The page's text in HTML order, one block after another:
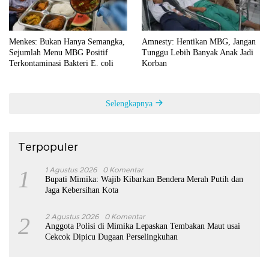
Menkes: Bukan Hanya Semangka,
Sejumlah Menu MBG Positif
Terkontaminasi Bakteri E. coli
Amnesty: Hentikan MBG, Jangan
Tunggu Lebih Banyak Anak Jadi
Korban
Selengkapnya
Terpopuler
1 1 Agustus 2026 0 Komentar
Bupati Mimika: Wajib Kibarkan Bendera Merah Putih dan
Jaga Kebersihan Kota
2 2 Agustus 2026 0 Komentar
Anggota Polisi di Mimika Lepaskan Tembakan Maut usai
Cekcok Dipicu Dugaan Perselingkuhan